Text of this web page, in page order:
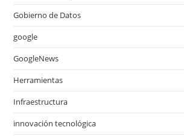
Gobierno de Datos
google
GoogleNews
Herramientas
Infraestructura
innovación tecnológica